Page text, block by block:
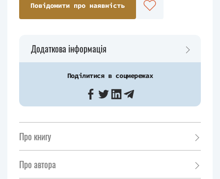
Повідомити про наявність
Додаткова інформація
Поділитися в соцмережах
Про книгу
Про автора